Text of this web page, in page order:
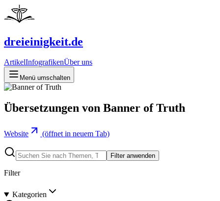
dreieinigkeit.de
ArtikelInfografikenÜber uns
Menü umschalten
Übersetzungen von Banner of Truth
Website (öffnet in neuem Tab)
Filter anwenden
Filter
Kategorien